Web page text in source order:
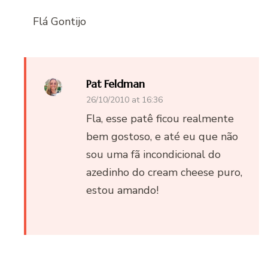
Flá Gontijo
Pat Feldman
26/10/2010 at 16:36
Fla, esse patê ficou realmente
bem gostoso, e até eu que não
sou uma fã incondicional do
azedinho do cream cheese puro,
estou amando!